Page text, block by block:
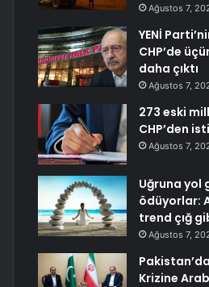
Ağustos 7,
YENİ
CHP’de
daha çıktı
Ağustos 7,
273 eski
CHP’den
Ağustos 7,
Uğruna yol
ödüyorlar:
trend çığ
Ağustos 7,
Krizine